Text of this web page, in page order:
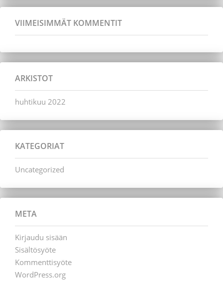
VIIMEISIMMÄT KOMMENTIT
ARKISTOT
huhtikuu 2022
KATEGORIAT
Uncategorized
META
Kirjaudu sisään
Sisältösyöte
Kommenttisyöte
WordPress.org